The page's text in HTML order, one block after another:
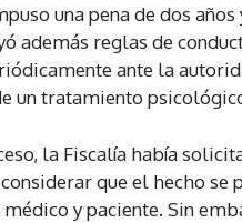
una pena de dos
además reglas de
ante la
un tratamiento
la Fiscalía había
que el hecho se
y paciente. Sin